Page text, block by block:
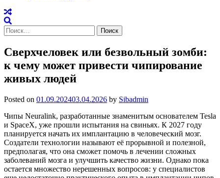
Найти:
Сверхчеловек или безвольный зомби:
к чему может привести чипирование
живых людей
Posted on 01.09.202403.04.2026 by Sibadmin
Чипы Neuralink, разработанные знаменитым основателем Tesla
и SpaceX, уже прошли испытания на свиньях. К 2027 году
планируется начать их имплантацию в человеческий мозг.
Создатели технологии называют её прорывной и полезной,
предполагая, что она сможет помочь в лечении сложных
заболеваний мозга и улучшить качество жизни. Однако пока
остается множество нерешенных вопросов: у специалистов